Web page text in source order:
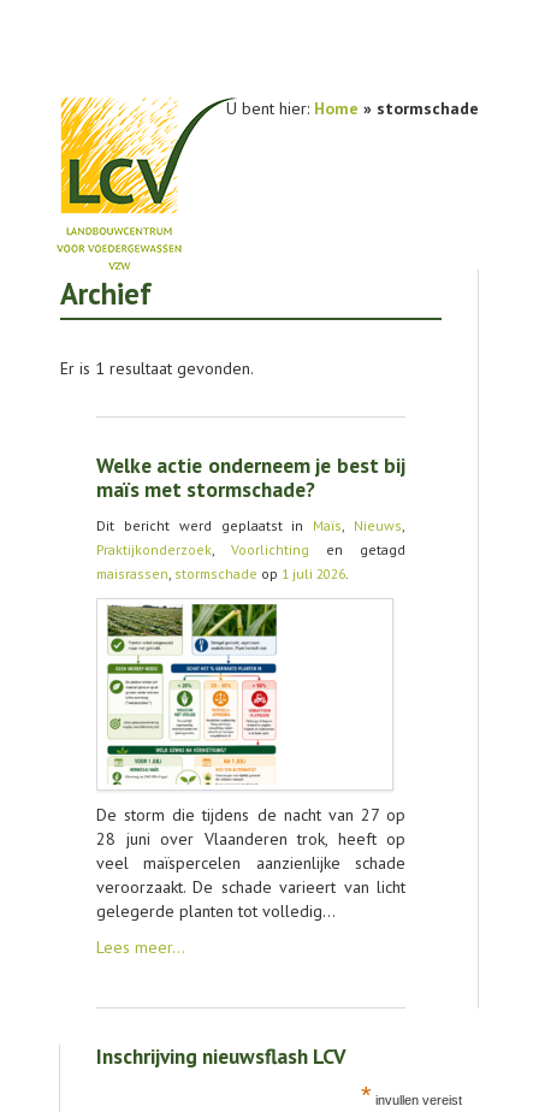
U bent hier: Home » stormschade
NIEUWS
AGENDA
OVER LCV
CONTACT
Archief
Er is 1 resultaat gevonden.
Welke actie onderneem je best bij
maïs met stormschade?
Dit bericht werd geplaatst in Maïs, Nieuws,
Praktijkonderzoek, Voorlichting en getagd
maisrassen, stormschade op 1 juli 2026.
De storm die tijdens de nacht van 27 op
28 juni over Vlaanderen trok, heeft op
veel maïspercelen aanzienlijke schade
veroorzaakt. De schade varieert van licht
gelegerde planten tot volledig…
Lees meer…
Inschrijving nieuwsflash LCV
* invullen vereist